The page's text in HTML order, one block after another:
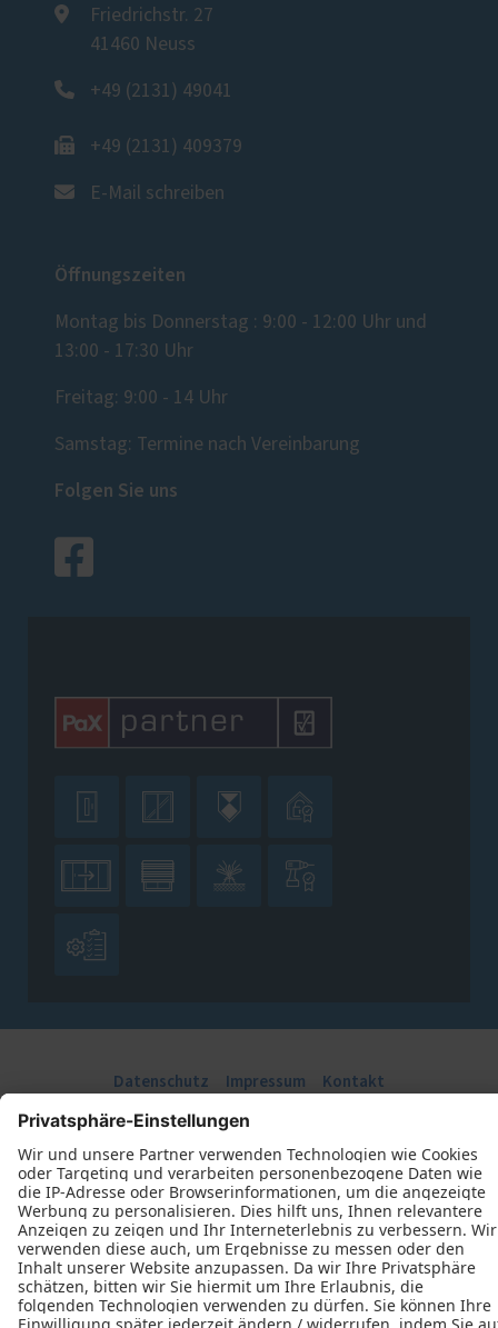
Friedrichstr. 27
41460 Neuss
+49 (2131) 49041
+49 (2131) 409379
E-Mail schreiben
Öffnungszeiten
Montag bis Donnerstag : 9:00 - 12:00 Uhr und
13:00 - 17:30 Uhr
Freitag: 9:00 - 14 Uhr
Samstag: Termine nach Vereinbarung
Folgen Sie uns
   
   

Datenschutz Impressum
Kontakt
J. Derichs Bauelemente GmbH © 2026